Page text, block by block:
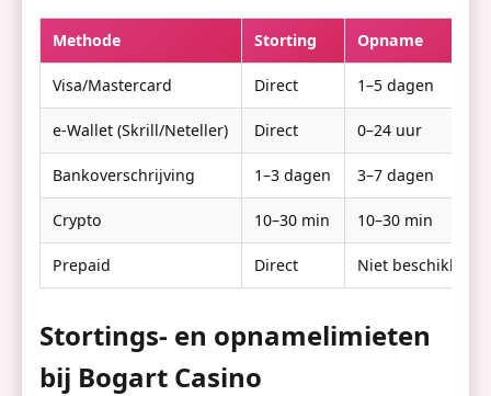
Methode Storting Opname
Visa/Mastercard Direct 1–5 dagen
e-Wallet (Skrill/Neteller) Direct 0–24 uur
Bankoverschrijving 1–3 dagen 3–7 dagen
Crypto 10–30 min 10–30 min
Prepaid Direct Niet beschikbaar
Stortings- en opnamelimieten
bij Bogart Casino